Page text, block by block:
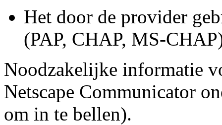
Het door de provider
(PAP, CHAP, MS-
Noodzakelijke informatie
Netscape Communicator
om in te bellen).